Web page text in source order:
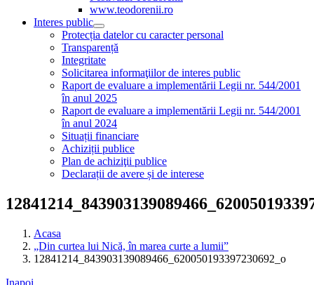
www.teodorenii.ro
Interes public
Protecția datelor cu caracter personal
Transparență
Integritate
Solicitarea informaţiilor de interes public
Raport de evaluare a implementării Legii nr. 544/2001
în anul 2025
Raport de evaluare a implementării Legii nr. 544/2001
în anul 2024
Situații financiare
Achiziții publice
Plan de achiziţii publice
Declarații de avere și de interese
Acasa
„Din curtea lui Nică, în marea curte a lumii”
12841214_843903139089466_620050193397230692_o
Inapoi